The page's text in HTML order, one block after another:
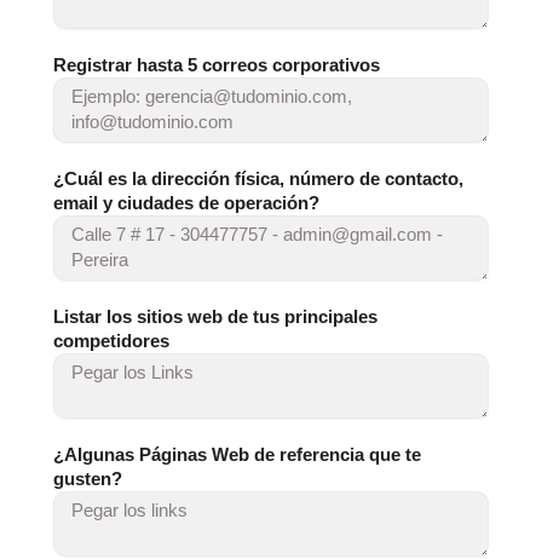
Registrar hasta 5 correos corporativos
¿Cuál es la dirección física, número de contacto,
email y ciudades de operación?
Listar los sitios web de tus principales
competidores
¿Algunas Páginas Web de referencia que te
gusten?